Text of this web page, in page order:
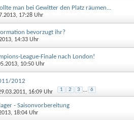
man bei Gewitter den Platz räumen...
17:28 Uhr
bevorzugt ihr?
14:33 Uhr
League-Finale nach London!
10:50 Uhr
2012
16:09 Uhr 1 2 3 ... 6
- Saisonvorbereitung
18:04 Uhr